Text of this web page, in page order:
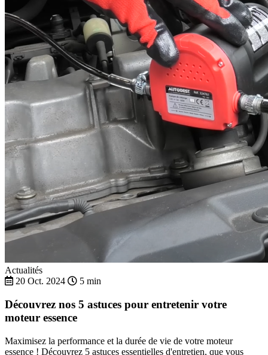
Actualités
20 Oct. 2024
5 min
Découvrez nos 5 astuces pour entretenir votre
moteur essence
Maximisez la performance et la durée de vie de votre moteur
essence ! Découvrez 5 astuces essentielles d'entretien, que vous